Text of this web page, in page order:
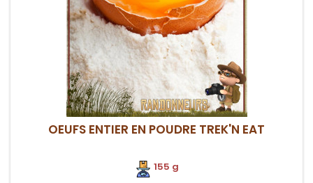
OEUFS ENTIER EN POUDRE TREK'N EAT
155 g